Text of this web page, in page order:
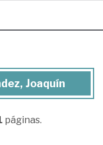
Joaquín
páginas.